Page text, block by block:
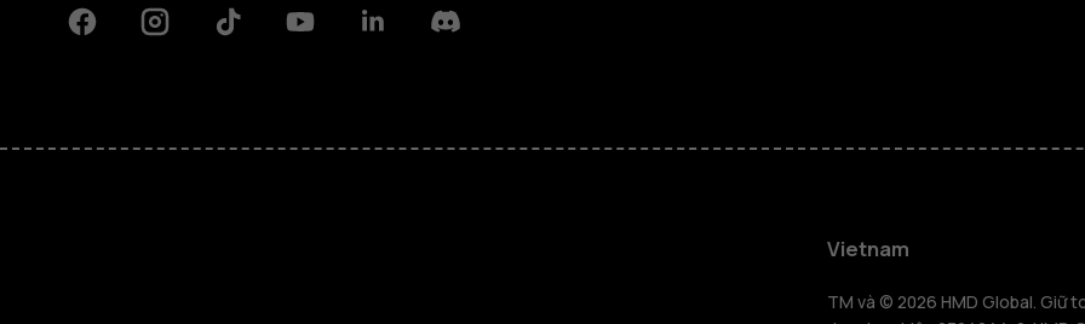
Điện thoại
FacebookInstagramTiktok YoutubeLinkedinDiscord
Vietnam
TM và © 2026 HMD Global. Giữ